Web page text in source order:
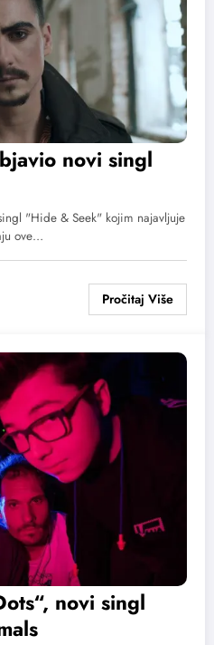
novi singl
"Hide & Seek" kojim najavljuje
ove…
novi singl